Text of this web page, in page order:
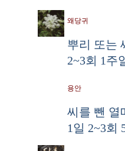
왜당귀
뿌리 또는
2~3회 1주
용안
씨를 뺀 열
1일 2~3회